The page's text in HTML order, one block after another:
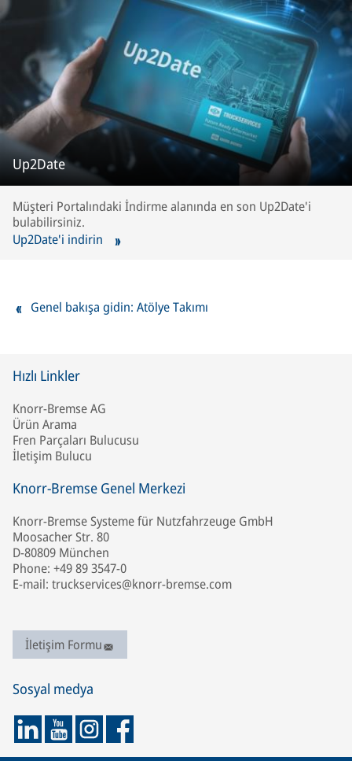
Up2Date
Müşteri Portalındaki İndirme alanında en son Up2Date'i
bulabilirsiniz.
Up2Date'i indirin
Genel bakışa gidin: Atölye Takımı
Hızlı Linkler
Knorr-Bremse AG
Ürün Arama
Fren Parçaları Bulucusu
İletişim Bulucu
Knorr-Bremse Genel Merkezi
Knorr-Bremse Systeme für Nutzfahrzeuge GmbH
Moosacher Str. 80
D-80809 München
Phone: +49 89 3547-0
E-mail: truckservices@knorr-bremse.com
İletişim Formu
Sosyal medya